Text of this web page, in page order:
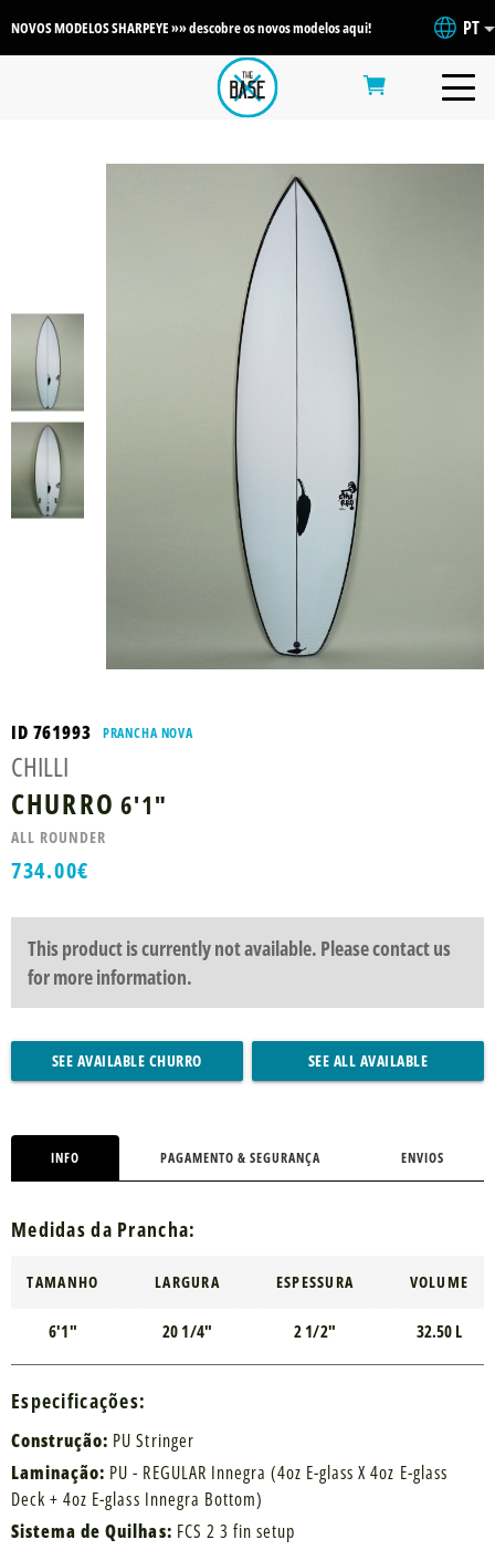
NOVOS MODELOS SHARPEYE »» descobre os novos modelos aqui! PT
ID 761993 PRANCHA NOVA
CHILLI
CHURRO 6'1"
ALL ROUNDER
734.00€
This product is currently not available. Please contact us
for more information.
SEE AVAILABLE CHURRO SEE ALL AVAILABLE
INFO PAGAMENTO & SEGURANÇA ENVIOS
Medidas da Prancha:
TAMANHO LARGURA ESPESSURA VOLUME
6'1" 20 1/4" 2 1/2" 32.50 L
Especificações:
Construção: PU Stringer
Laminação: PU - REGULAR Innegra (4oz E-glass X 4oz E-glass
Deck + 4oz E-glass Innegra Bottom)
Sistema de Quilhas: FCS 2 3 fin setup